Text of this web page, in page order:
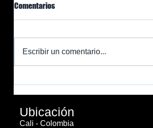
Comentarios
Escribir un comentario...
Ubicación
Cali - Colombia